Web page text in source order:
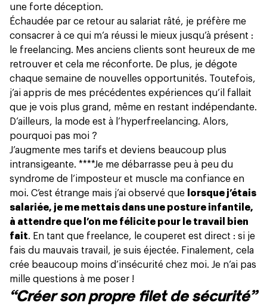
une forte déception.
Échaudée par ce retour au salariat râté, je préfère me
consacrer à ce qui m’a réussi le mieux jusqu’à présent :
le freelancing. Mes anciens clients sont heureux de me
retrouver et cela me réconforte. De plus, je dégote
chaque semaine de nouvelles opportunités. Toutefois,
j’ai appris de mes précédentes expériences qu’il fallait
que je vois plus grand, même en restant indépendante.
D’ailleurs, la mode est à l’hyperfreelancing. Alors,
pourquoi pas moi ?
J’augmente mes tarifs et deviens beaucoup plus
intransigeante. ****Je me débarrasse peu à peu du
syndrome de l’imposteur et muscle ma confiance en
moi. C’est étrange mais j’ai observé que
lorsque j’étais
salariée, je me mettais dans une posture infantile,
à attendre que l’on me félicite pour le travail bien
fait. En tant que freelance, le couperet est direct : si je
fais du mauvais travail, je suis éjectée. Finalement, cela
crée beaucoup moins d’insécurité chez moi. Je n’ai pas
mille questions à me poser !
“Créer son propre filet de sécurité”